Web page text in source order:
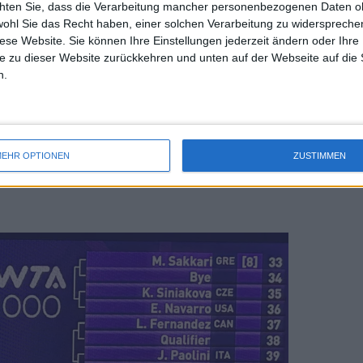
Sie, dass die Verarbeitung mancher personenbezogenen Daten
Sie das Recht haben, einer solchen Verarbeitung zu
Website. Sie können Ihre Einstellungen jederzeit ändern oder Ihre
zu dieser Website zurückkehren und unten auf der Webseite auf die
OPTIONEN ZUSTIMMEN
2024 Dubai
Meisterschaften
uss
mal
des